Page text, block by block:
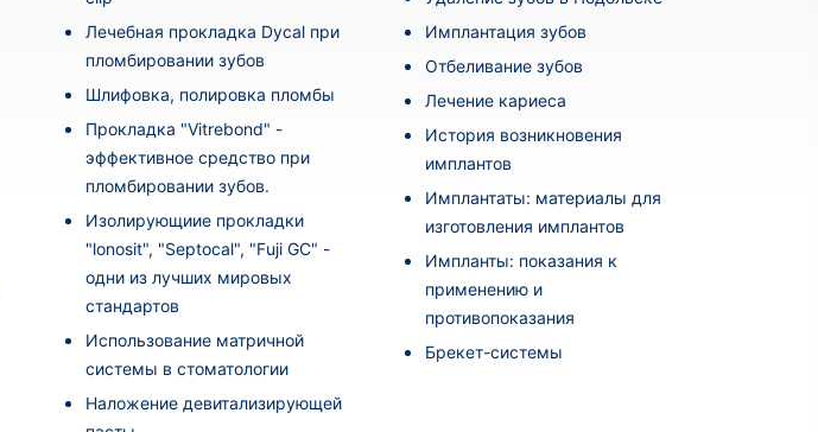
Лечебная прокладка Dycal при
пломбировании зубов
Шлифовка, полировка пломбы
Прокладка "Vitrebond" -
эффективное средство при
пломбировании зубов.
Изолирующиие прокладки
"lonosit", "Septocal", "Fuji GC" -
одни из лучших мировых
стандартов
Использование матричной
системы в стоматологии
Наложение девитализирующей
Имплантация зубов
Отбеливание зубов
Лечение кариеса
История возникновения
имплантов
Имплантаты: материалы для
изготовления имплантов
Импланты: показания к
применению и
противопоказания
Брекет-системы